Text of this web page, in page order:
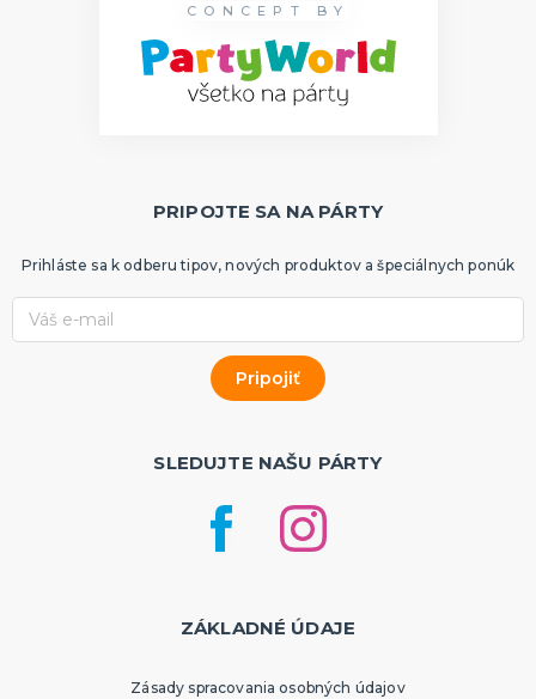
CONCEPT BY
PRIPOJTE SA NA PÁRTY
Prihláste sa k odberu tipov, nových produktov a špeciálnych ponúk
SLEDUJTE NAŠU PÁRTY
ZÁKLADNÉ ÚDAJE
Zásady spracovania osobných údajov